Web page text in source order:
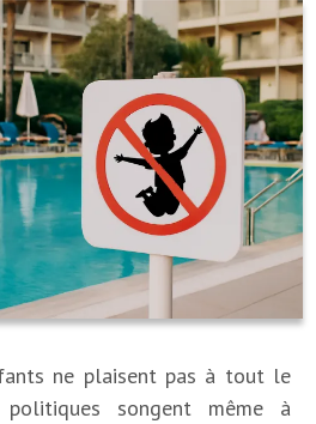
ne plaisent pas à tout le
songent même à